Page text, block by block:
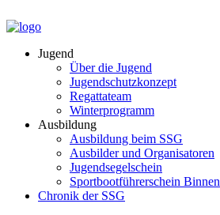
Jugend
Über die Jugend
Jugendschutzkonzept
Regattateam
Winterprogramm
Ausbildung
Ausbildung beim SSG
Ausbilder und Organisatoren
Jugendsegelschein
Sportbootführerschein Binnen
Chronik der SSG